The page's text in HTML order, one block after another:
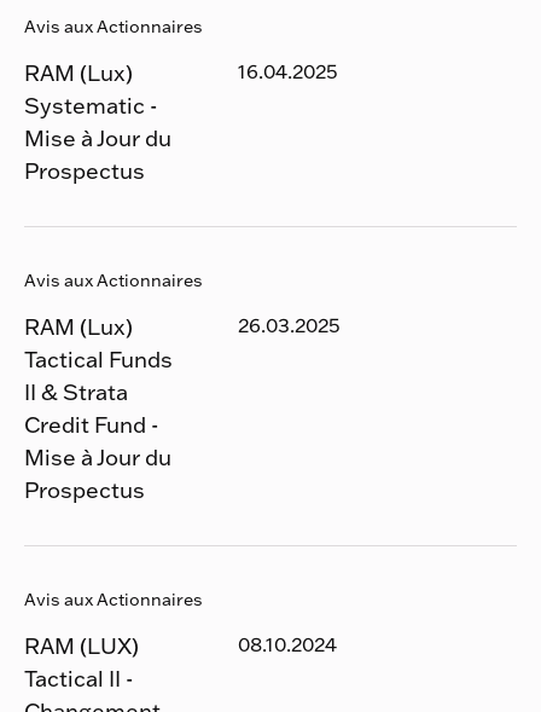
Avis aux Actionnaires
RAM (Lux)
Systematic -
Mise à Jour du
Prospectus
16.04.2025
Avis aux Actionnaires
RAM (Lux)
Tactical Funds
II & Strata
Credit Fund -
Mise à Jour du
Prospectus
26.03.2025
Avis aux Actionnaires
RAM (LUX)
Tactical II -
08.10.2024